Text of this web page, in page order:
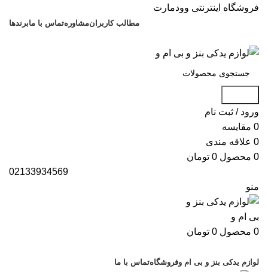
فروشگاه اینترنتی وودمارت
مطالب کاربرانمشاورهتماس با مابرندها
ورود / ثبت نام
0 مقایسه
0 علاقه مندی
0 محصول 0 تومان
02133934569
منو
0 محصول 0 تومان
لوازم یدکی بنز و بی ام وفروشگاهتماس با ما